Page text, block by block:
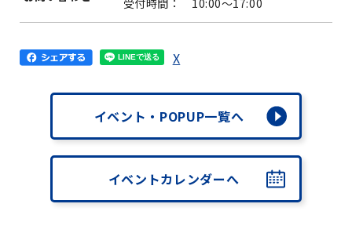
受付時間： 10:00～17:00
X
イベント・POPUP一覧へ
イベントカレンダーへ